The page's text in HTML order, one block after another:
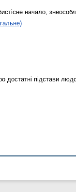
начало,
достатні підстави